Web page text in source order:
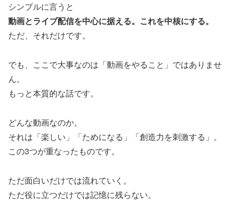
シンプルに言うと
動画とライブ配信を中心に据える。これを中核にする。
ただ、それだけです。
でも、ここで大事なのは「動画をやること」ではありませ
ん。
もっと本質的な話です。
どんな動画なのか。
それは「楽しい」「ためになる」「創造力を刺激する」。
この3つが重なったものです。
ただ面白いだけでは流れていく。
ただ役に立つだけでは記憶に残らない。